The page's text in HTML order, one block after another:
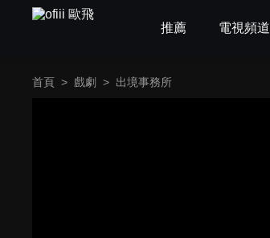
推薦 電視頻道
首頁 > 戲劇 > 出境事務所